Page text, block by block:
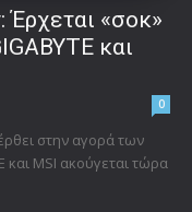
Έρχεται «σοκ»
και
0
στην αγορά των
και MSI ακούγεται τώρα